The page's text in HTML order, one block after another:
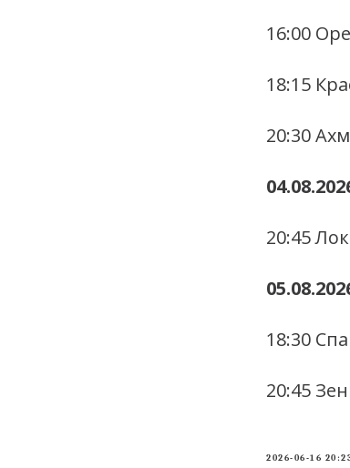
16:00
18:15
20:30
20:45
18:30
20:45
2026-06-16